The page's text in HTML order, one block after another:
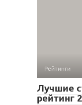
Рейтинги
Лучшие
рейтинг